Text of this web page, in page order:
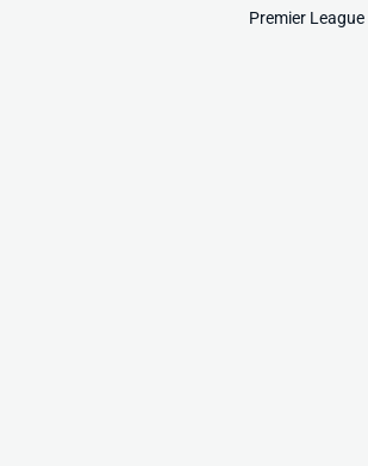
Premier League